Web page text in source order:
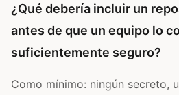
¿Qué debería incluir un
antes de que un equipo lo
suficientemente seguro?
Como mínimo: ningún secreto,